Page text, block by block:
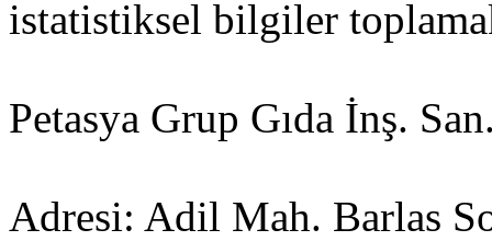
istatistiksel bilgiler
Petasya Grup Gıda İnş.
Adresi: Adil Mah. Barlas